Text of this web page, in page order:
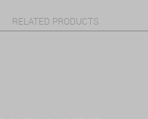
RELATED PRODUCTS